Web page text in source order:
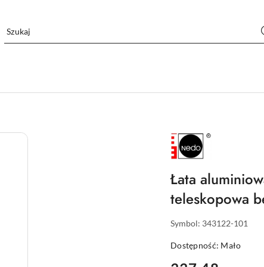
NAZWA
PRODUCENTA:
NEDO
Łata
teleskopowa
Symbol: 343122-101
Dostępność: Mało